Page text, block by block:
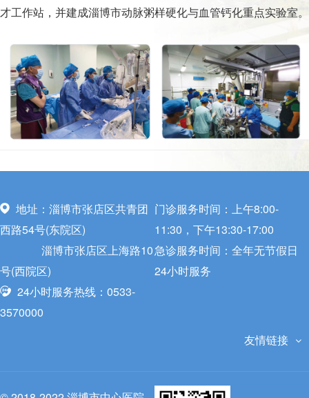
才工作站，并建成淄博市动脉粥样硬化与血管钙化重点实验室。
地址：淄博市张店区共青团
西路54号(东院区)
淄博市张店区上海路10
号(西院区)
24小时服务热线：0533-
3570000
门诊服务时间：上午8:00-
11:30，下午13:30-17:00
急诊服务时间：全年无节假日
24小时服务
友情链接